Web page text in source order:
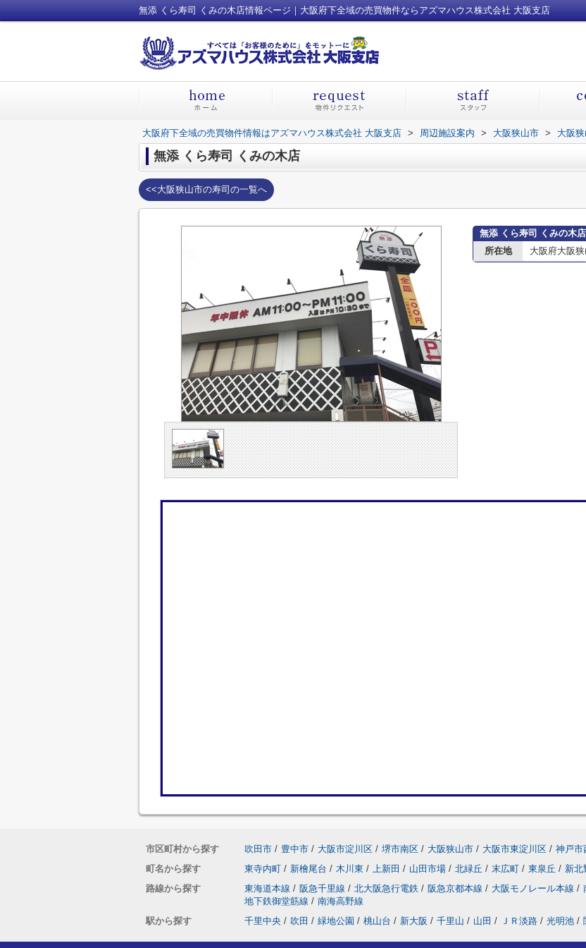
無添 くら寿司 くみの木店情報ページ｜大阪府下全域の売買物件ならアズマハウス株式会社 大阪支店
大阪府下全域の売買物件情報はアズマハウス株式会社 大阪支店 > 周辺施設案内 > 大阪狭山市 > 大阪
無添 くら寿司 くみの木店
<<大阪狭山市の寿司の一覧へ
無添 くら寿司 くみの木
所在地
大阪府大阪
市区町村から探す 吹田市 / 豊中市 / 大阪市淀川区 / 堺市南区 / 大阪狭山市 / 大阪市東淀川区 / 神戸市
町名から探す
東寺内町 / 新檜尾台 / 木川東 / 上新田 / 山田市場 / 北緑丘 / 末広町 / 東泉丘 / 新北
路線から探す
東海道本線 / 阪急千里線 / 北大阪急行電鉄 / 阪急京都本線 / 大阪モノレール本線 /
地下鉄御堂筋線 / 南海高野線
駅から探す
千里中央 / 吹田 / 緑地公園 / 桃山台 / 新大阪 / 千里山 / 山田 / ＪＲ淡路 / 光明池 /